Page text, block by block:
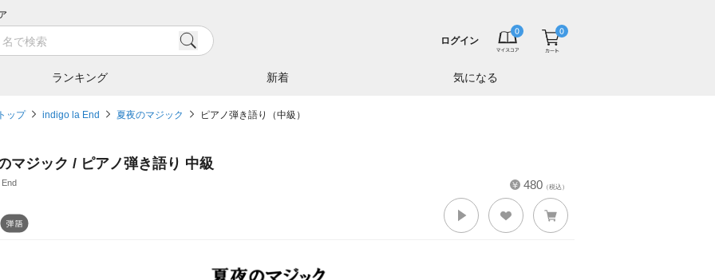
ランキング 新着 気になる
ログイン
ップ indigo la End 夏夜のマジック ピアノ弾き語り（中級）
マジック / ピアノ弾き語り 中級
End 480 （税込）